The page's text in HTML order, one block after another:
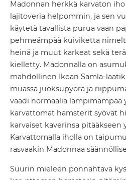
Madonnan herkkä karvaton
lajitoveria helpommin, ja sen
käytetä tavallista purua vaan
pehmeämpää kuiviketta
heinä ja muut karkeat sekä
kielletty. Madonnalla on
mahdollinen Ikean Samla-
muassa juoksupyörä ja
vaadi normaalia lämpimämpää
karvattomat hamsterit syövät
karvaiset kaverinsa
Karvattomalla iholla on
rasvaakin Madonnaa
Suurin mieleen ponnahtava